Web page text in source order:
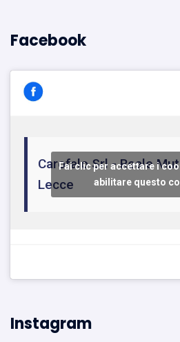
Facebook
Carofalo Srl - Reale
Lecce
Fai clic per accettare i
abilitare questo
Instagram